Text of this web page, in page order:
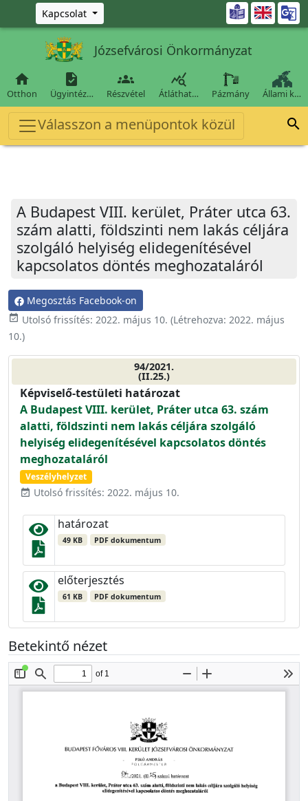
Ugrás a fő tartalomra
Kapcsolat 
Józsefvárosi Önkormányzat

Otthon

Ügyintéz…

Részvétel

Átláthat… Pázmány Állami k…
Válasszon a menüpontok közül 
A Budapest VIII. kerület, Práter utca 63.
szám alatti, földszinti nem lakás céljára
szolgáló helyiség elidegenítésével
kapcsolatos döntés meghozataláról
Megosztás Facebook-on
event_available Utolsó frissítés: 2022. május 10. (Létrehozva: 2022. május
10.)
94/2021.
(II.25.)
Képviselő-testületi határozat
A Budapest VIII. kerület, Práter utca 63. szám
alatti, földszinti nem lakás céljára szolgáló
helyiség elidegenítésével kapcsolatos döntés
meghozataláról
Veszélyhelyzet
event_available Utolsó frissítés: 2022. május 10.
határozat
49 KB PDF dokumentum
előterjesztés
61 KB PDF dokumentum
Betekintő nézet